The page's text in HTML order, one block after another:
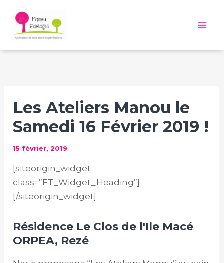
contenu
Les Ateliers Manou le
Samedi 16 Février 2019 !
15 février, 2019
[siteorigin_widget
class=”FT_Widget_Heading”]
[/siteorigin_widget]
Résidence Le Clos de l'Ile Macé
ORPEA, Rezé